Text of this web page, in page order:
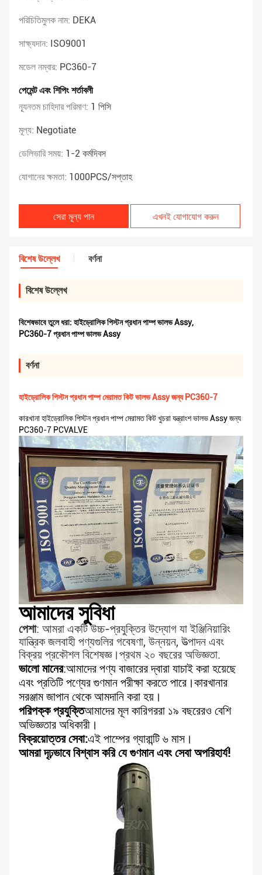
পরিচিতিমুলক নাম: DEKA
সাক্ষ্যদান: ISO9001
মডেল নম্বার: PC360-7
পেমেন্ট এবং শিপিং শর্তাবলী
ন্যূনতম চাহিদার পরিমাণ: 1 পিসি
মূল্য: Negotiate
ডেলিভারি সময়: 1-2 কর্মদিবস
যোগানের ক্ষমতা: 1000PCS/সপ্তাহ
সেরা মূল্য পান এখনই যোগাযোগ করুন
বিশেষ উল্লেখ বর্ণনা
বিশেষ উল্লেখ
বিশেষভাবে তুলে ধরা: হাইড্রোলিক পিস্টন প্রধান পাম্প ভালভ Assy,
PC360-7 প্রধান পাম্প ভালভ Assy
বর্ণনা
হাইড্রোলিক পিস্টন প্রধান পাম্প মেরামত কিট ভালভ Assy জন্য PC360-7
কারখানা হাইড্রোলিক পিস্টন প্রধান পাম্প মেরামত কিট খুচরা যন্ত্রাংশ ভালভ Assy জন্য
PC360-7 PCVALVE
আমাদের সুবিধা
পেশা: আমরা একটি উচ্চ-প্রযুক্তির উদ্যোগ যা ইঞ্জিনিয়ারিং
যান্ত্রিক জলবাহী পণ্যগুলির গবেষণা, উন্নয়ন, উত্পাদন এবং
বিক্রয় প্রকৌশল বিশেষজ্ঞ।প্রথম ২০ বছরের অভিজ্ঞতা.
ভালো মানের:আমাদের পণ্য বাজারের দ্বারা যাচাই করা হয়েছে
এবং প্রতিটি পণ্যের গুণমান পরীক্ষা করতে পারে।কারখানার
সরঞ্জাম জাপান থেকে আমদানি করা হয়।
পরিপক্ক প্রযুক্তিআমাদের মূল কারিগররা ১৯ বছরেরও বেশি
অভিজ্ঞতার অধিকারী।
বিক্রয়োত্তর সেবা:এই পাম্পের গ্যারান্টি ৬ মাস।
আমরা দৃঢ়ভাবে বিশ্বাস করি যে গুণমান এবং সেবা অপরিহার্য!